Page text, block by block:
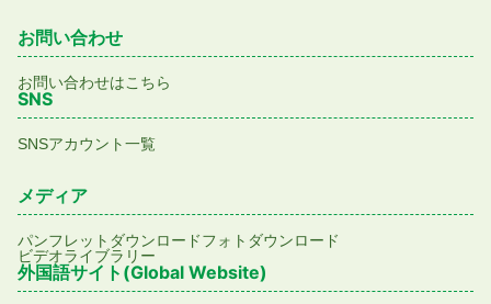
お問い合わせ
お問い合わせはこちら
SNS
SNSアカウント一覧
メディア
パンフレットダウンロードフォトダウンロード
ビデオライブラリー
外国語サイト(Global Website)